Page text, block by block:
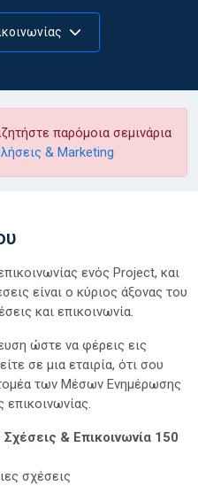
παρόμοια σεμινάρια
& Marketing
ενός Project, και
είναι ο κύριος άξονας του
και επικοινωνία.
ώστε να φέρεις εις
σε μια εταιρία, ότι σου
τομέα των Μέσων Ενημέρωσης
& Επικοινωνία 150
σχέσεις